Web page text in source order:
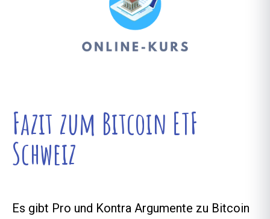
Fazit zum Bitcoin ETF
Schweiz
Es gibt Pro und Kontra Argumente zu Bitcoin